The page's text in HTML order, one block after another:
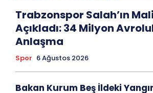
Trabzonspor Salah’ın
Açıkladı: 34 Milyon
Anlaşma
Spor 6 Ağustos 2026
Bakan Kurum Beş İldeki